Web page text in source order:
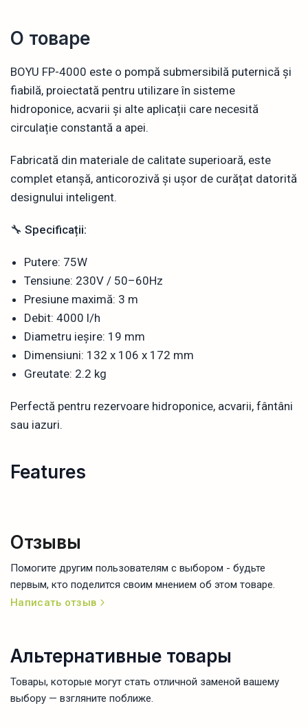
О товаре
BOYU FP-4000 este o pompă submersibilă puternică și
fiabilă, proiectată pentru utilizare în sisteme
hidroponice, acvarii și alte aplicații care necesită
circulație constantă a apei.
Fabricată din materiale de calitate superioară, este
complet etanșă, anticorozivă și ușor de curățat datorită
designului inteligent.
🔧Specificații:
Putere: 75W
Tensiune: 230V / 50–60Hz
Presiune maximă: 3 m
Debit: 4000 l/h
Diametru ieșire: 19 mm
Dimensiuni: 132 x 106 x 172 mm
Greutate: 2.2 kg
Perfectă pentru rezervoare hidroponice, acvarii, fântâni
sau iazuri.
Features
Отзывы
Помогите другим пользователям с выбором - будьте
первым, кто поделится своим мнением об этом товаре.
Написать отзыв
Альтернативные товары
Товары, которые могут стать отличной заменой вашему
выбору — взгляните поближе.